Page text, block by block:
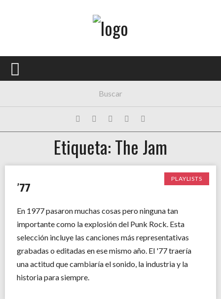
PORTADA
FESTIVALES
EXPOSICIONES
HISTORIAS
Etiqueta: The Jam
PLAYLISTS
’77
En 1977 pasaron muchas cosas pero ninguna tan
importante como la explosión del Punk Rock. Esta
selección incluye las canciones más representativas
grabadas o editadas en ese mismo año. El '77 traería
una actitud que cambiaría el sonido, la industria y la
historia para siempre.